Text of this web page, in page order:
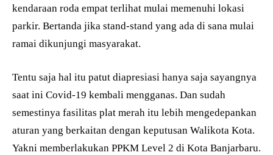
kendaraan roda empat terlihat mulai memenuhi lokasi
parkir. Bertanda jika stand-stand yang ada di sana mulai
ramai dikunjungi masyarakat.
Tentu saja hal itu patut diapresiasi hanya saja sayangnya
saat ini Covid-19 kembali mengganas. Dan sudah
semestinya fasilitas plat merah itu lebih mengedepankan
aturan yang berkaitan dengan keputusan Walikota Kota.
Yakni memberlakukan PPKM Level 2 di Kota Banjarbaru.